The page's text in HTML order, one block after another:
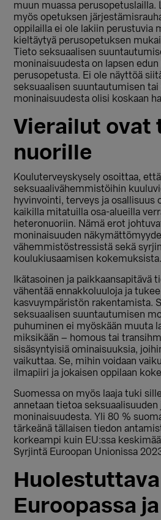
muun muassa perusopetuslailla.
myös opetuksen
oppilailla ei ole lakiin perustuvia
kieltäytyä perusopetuksen
Tieto seksuaalisen
moninaisuudesta on lapsen
perusopetusta. Ei ole näyttöä
seksuaalisen suuntautumisen tai
moninaisuudesta olisi koskaan
Vierailut ovat
nuorille
Kouluterveyskysely osoittaa,
seksuaalivähemmistöihin
hyvinvointi, terveys ja osallisuus
kaikilla mitatuilla osa-alueilla
heteronuoriin. Nämä erot
moninaisuuden
vähemmistöstressistä sekä
koulukiusaamisen kokemuksista.
Ikätasoinen ja paikkaansapitävä
vähentää ennakkoluuloja ja
kasvuympäristön rakentamista.
seksuaalisen suuntautumisen
puhuminen ei myöskään muuta
miksikään – homous tai
sisäsyntyisiä ominaisuuksia,
vaikuttaa. Se, mihin voidaan
ilmapiiri ja jokaisen oppilaan
Suomessa on myös laaja tuki
annetaan tietoa seksuaalisuuden
moninaisuudesta. Yli 80 %
tärkeänä tällaisen tiedon
korkeampi kuin EU:ssa
Syrjintä Euroopan Unionissa
Euroopassa ja